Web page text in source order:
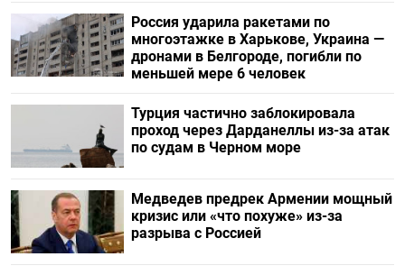
Россия ударила ракетами по
многоэтажке в Харькове, Украина —
дронами в Белгороде, погибли по
меньшей мере 6 человек
Турция частично заблокировала
проход через Дарданеллы из-за атак
по судам в Черном море
Медведев предрек Армении мощный
кризис или «что похуже» из-за
разрыва с Россией